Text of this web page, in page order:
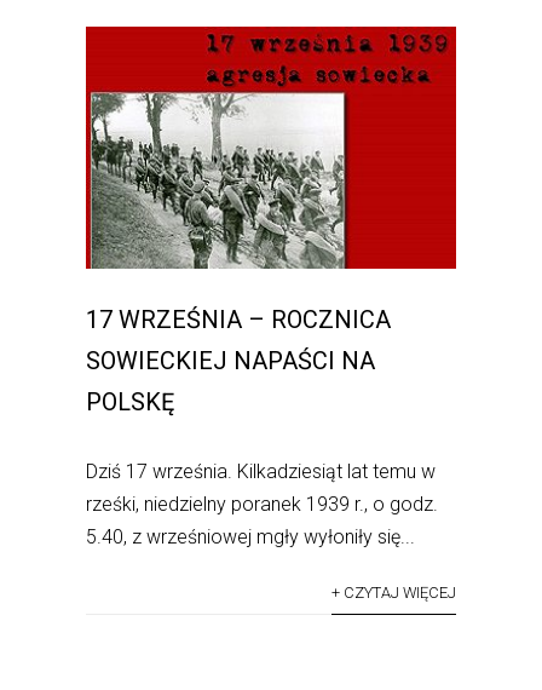
17 WRZEŚNIA – ROCZNICA
SOWIECKIEJ NAPAŚCI NA
POLSKĘ
Dziś 17 września. Kilkadziesiąt lat temu w
rześki, niedzielny poranek 1939 r., o godz.
5.40, z wrześniowej mgły wyłoniły się...
+ CZYTAJ WIĘCEJ